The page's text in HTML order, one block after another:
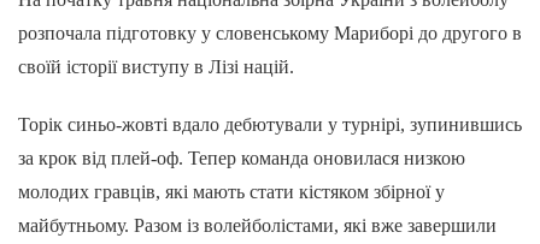
розпочала підготовку у словенському Мариборі до другого в
своїй історії виступу в Лізі націй.
Торік синьо-жовті вдало дебютували у турнірі, зупинившись
за крок від плей-оф. Тепер команда оновилася низкою
молодих гравців, які мають стати кістяком збірної у
майбутньому. Разом із волейболістами, які вже завершили